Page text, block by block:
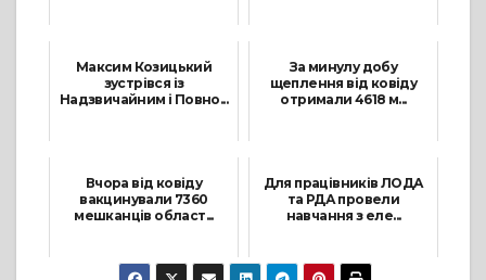
Максим Козицький
зустрівся із
Надзвичайним і Повно...
За минулу добу
щеплення від ковіду
отримали 4618 м...
Вчора від ковіду
вакцинували 7360
мешканців област...
7 Жовтня, 2021
Для працівників ЛОДА
та РДА провели
навчання з еле...
17 Лютого, 2022